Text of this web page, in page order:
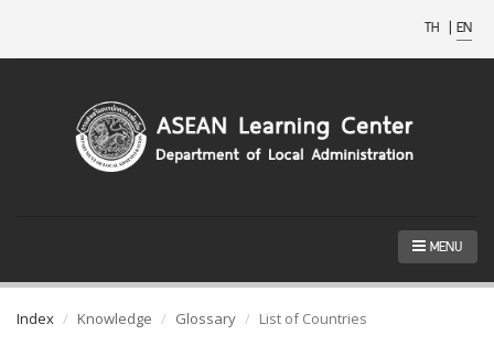
TH | EN
MENU
Index Knowledge Glossary List of Countries